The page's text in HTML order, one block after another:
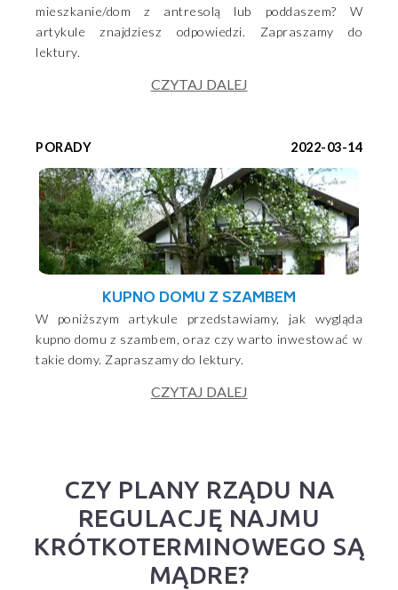
mieszkanie/dom z antresolą lub poddaszem? W
artykule znajdziesz odpowiedzi. Zapraszamy do
lektury.
CZYTAJ DALEJ
PORADY 2022-03-14
KUPNO DOMU Z SZAMBEM
W poniższym artykule przedstawiamy, jak wygląda
kupno domu z szambem, oraz czy warto inwestować w
takie domy. Zapraszamy do lektury.
CZYTAJ DALEJ
CZY PLANY RZĄDU NA
REGULACJĘ NAJMU
KRÓTKOTERMINOWEGO SĄ
MĄDRE?